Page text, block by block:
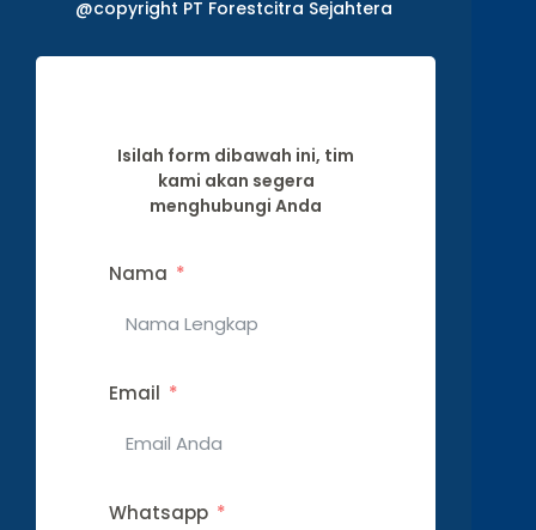
@copyright PT Forestcitra Sejahtera
Isilah form dibawah ini, tim
kami akan segera
menghubungi Anda
Nama
Email
Whatsapp